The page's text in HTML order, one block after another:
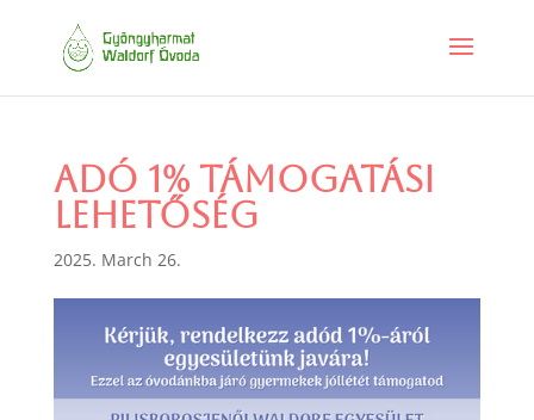
Adó 1% támogatási
lehetőség
2025. March 26.